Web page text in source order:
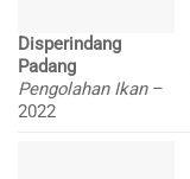
Disperindang
Padang
Pengolahan Ikan –
2022